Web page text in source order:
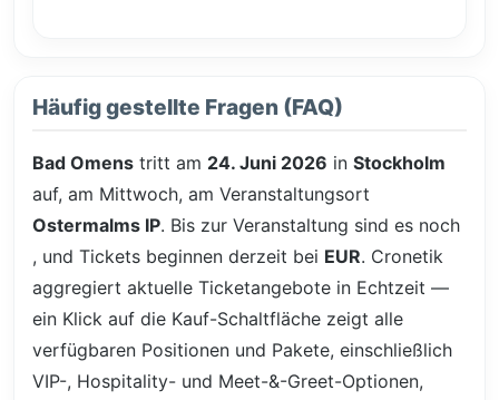
Häufig gestellte Fragen (FAQ)
Bad Omens tritt am 24. Juni 2026 in Stockholm
auf, am Mittwoch, am Veranstaltungsort
Ostermalms IP. Bis zur Veranstaltung sind es noch
, und Tickets beginnen derzeit bei EUR. Cronetik
aggregiert aktuelle Ticketangebote in Echtzeit —
ein Klick auf die Kauf-Schaltfläche zeigt alle
verfügbaren Positionen und Pakete, einschließlich
VIP-, Hospitality- und Meet-&-Greet-Optionen,